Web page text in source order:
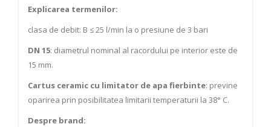
Explicarea termenilor:
clasa de debit: B ≤ 25 l/min la o presiune de 3 bari
DN 15: diametrul nominal al racordului pe interior este de
15 mm.
Cartus ceramic cu limitator de apa fierbinte: previne
oparirea prin posibilitatea limitarii temperaturii la 38° C.
Despre brand: